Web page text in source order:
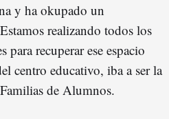
y ha okupado un
realizando todos los
para recuperar ese espacio
centro educativo, iba a ser la
de Alumnos.